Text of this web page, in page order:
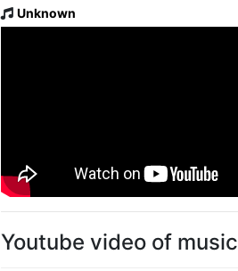
Unknown
Youtube video of music